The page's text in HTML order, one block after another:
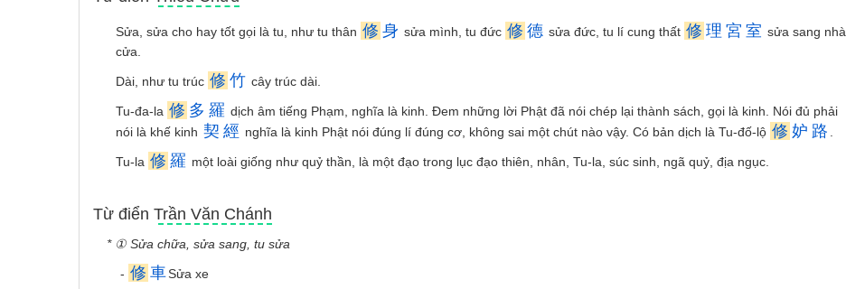
Sửa, sửa cho hay tốt gọi là tu, như tu thân 修 身 sửa mình, tu đức 修 德 sửa đức, tu lí cung thất 修 理 宮 室 sửa sang nhà
cửa.
Dài, như tu trúc 修 竹 cây trúc dài.
Tu-đa-la 修 多 羅 dịch âm tiếng Phạm, nghĩa là kinh. Ðem những lời Phật đã nói chép lại thành sách, gọi là kinh. Nói đủ phải
nói là khế kinh 契 經 nghĩa là kinh Phật nói đúng lí đúng cơ, không sai một chút nào vậy. Có bản dịch là Tu-đố-lộ 修 妒 路
Tu-la 修 羅 một loài giống như quỷ thần, là một đạo trong lục đạo thiên, nhân, Tu-la, súc sinh, ngã quỷ, địa ngục.
Từ điển Trần Văn Chánh
* ① Sửa chữa, sửa sang, tu sửa
- 修 車Sửa xe